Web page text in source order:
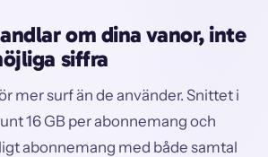
om dina vanor, inte
siffra
mer surf än de använder. Snittet i
16 GB per abonnemang och
abonnemang med både samtal